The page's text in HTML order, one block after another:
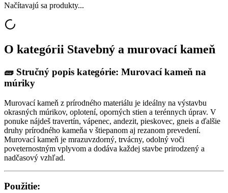
Načítavajú sa produkty...
O kategórii Stavebný a murovací kameň
🧱 Stručný popis kategórie: Murovací kameň na
múriky
Murovací kameň z prírodného materiálu je ideálny na výstavbu
okrasných múrikov, oplotení, oporných stien a terénnych úprav. V
ponuke nájdeš travertín, vápenec, andezit, pieskovec, gneis a ďalšie
druhy prírodného kameňa v štiepanom aj rezanom prevedení.
Murovací kameň je mrazuvzdorný, trvácny, odolný voči
poveternostným vplyvom a dodáva každej stavbe prirodzený a
nadčasový vzhľad.
Použitie: